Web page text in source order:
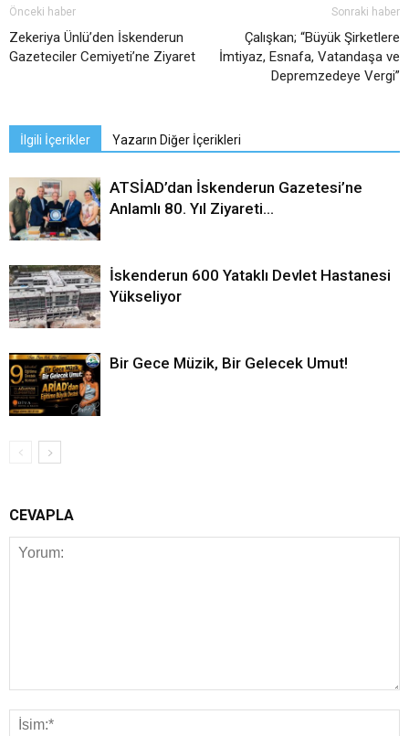
Önceki haber
Zekeriya Ünlü’den İskenderun
Gazeteciler Cemiyeti’ne Ziyaret
Sonraki haber
Çalışkan; “Büyük Şirketlere
İmtiyaz, Esnafa, Vatandaşa ve
Depremzedeye Vergi”
İlgili İçerikler Yazarın Diğer İçerikleri
ATSİAD’dan İskenderun Gazetesi’ne
Anlamlı 80. Yıl Ziyareti…
İskenderun 600 Yataklı Devlet Hastanesi
Yükseliyor
Bir Gece Müzik, Bir Gelecek Umut!
CEVAPLA